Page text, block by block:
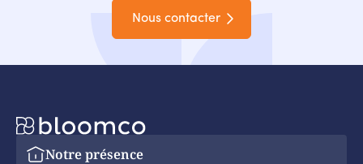
Nous contacter
Notre présence